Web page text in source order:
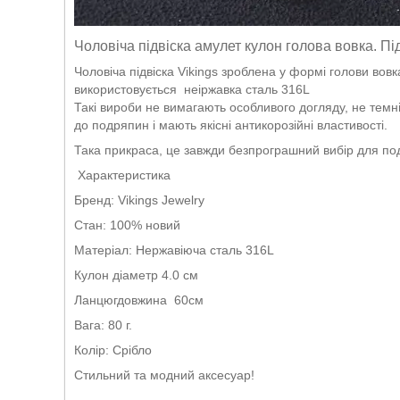
Чоловіча підвіска амулет кулон голова вовка.
Чоловіча підвіска Vikings зроблена у формі голови
використовується неіржавка сталь 316L
Такі вироби не вимагають особливого догляду, не
до подряпин і мають якісні антикорозійні властивості.
Така прикраса, це завжди безпрограшний вибір для
Характеристика
Бренд: Vikings Jewelry
Стан: 100% новий
Матеріал: Нержавіюча сталь 316L
Кулон діаметр 4.0 см
Ланцюгдовжина 60см
Вага: 80 г.
Колір: Срібло
Стильний та модний аксесуар!